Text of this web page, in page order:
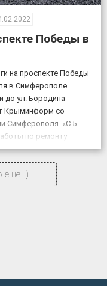
Победы в
на проспекте Победы
в Симферополе
до ул. Бородина
Крыминформ со
Симферополя. «С 5
по ремонту
еще...)